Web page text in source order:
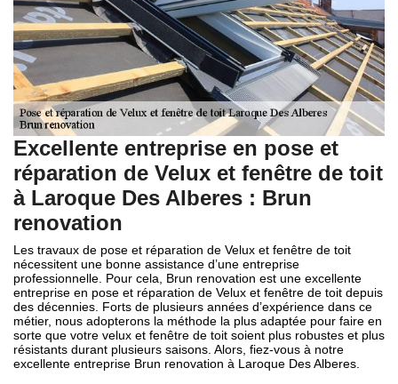
Excellente entreprise en pose et
réparation de Velux et fenêtre de toit
à Laroque Des Alberes : Brun
renovation
Les travaux de pose et réparation de Velux et fenêtre de toit
nécessitent une bonne assistance d’une entreprise
professionnelle. Pour cela, Brun renovation est une excellente
entreprise en pose et réparation de Velux et fenêtre de toit depuis
des décennies. Forts de plusieurs années d’expérience dans ce
métier, nous adopterons la méthode la plus adaptée pour faire en
sorte que votre velux et fenêtre de toit soient plus robustes et plus
résistants durant plusieurs saisons. Alors, fiez-vous à notre
excellente entreprise Brun renovation à Laroque Des Alberes.